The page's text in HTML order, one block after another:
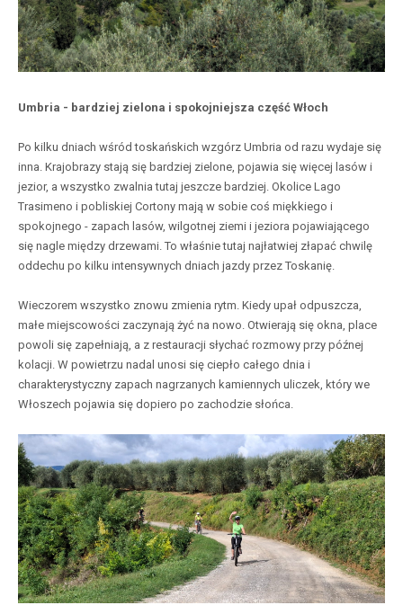
Umbria - bardziej zielona i spokojniejsza część Włoch
Po kilku dniach wśród toskańskich wzgórz Umbria od razu wydaje się
inna. Krajobrazy stają się bardziej zielone, pojawia się więcej lasów i
jezior, a wszystko zwalnia tutaj jeszcze bardziej. Okolice Lago
Trasimeno i pobliskiej Cortony mają w sobie coś miękkiego i
spokojnego - zapach lasów, wilgotnej ziemi i jeziora pojawiającego
się nagle między drzewami. To właśnie tutaj najłatwiej złapać chwilę
oddechu po kilku intensywnych dniach jazdy przez Toskanię.
Wieczorem wszystko znowu zmienia rytm. Kiedy upał odpuszcza,
małe miejscowości zaczynają żyć na nowo. Otwierają się okna, place
powoli się zapełniają, a z restauracji słychać rozmowy przy późnej
kolacji. W powietrzu nadal unosi się ciepło całego dnia i
charakterystyczny zapach nagrzanych kamiennych uliczek, który we
Włoszech pojawia się dopiero po zachodzie słońca.